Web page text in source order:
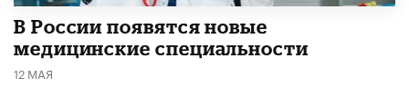
В России появятся новые
медицинские специальности
12 МАЯ